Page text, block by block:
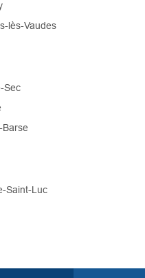
lès-Vaudes
Sec
Barse
Saint-Luc